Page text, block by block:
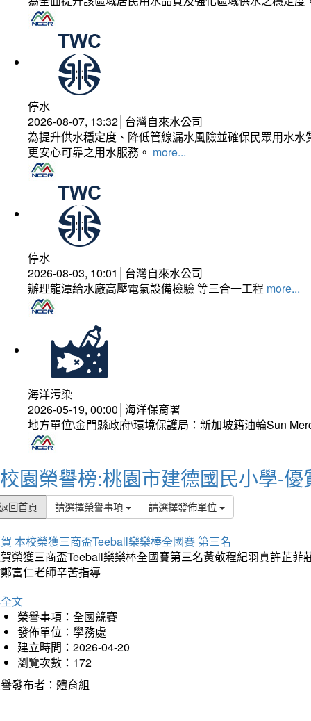
停水
2026-08-07, 13:32│台灣自來水公司
為提升供水穩定度、降低管線漏水風險並確保民眾用水
更安心可靠之用水服務。 more...
停水
2026-08-03, 10:01│台灣自來水公司
辦理龍潭給水廠高壓電氣設備檢驗 等三合一工程 more...
海洋污染
2026-05-19, 00:00│海洋保育署
地方單位\金門縣政府\環境保護局：新加坡籍油輪Sun
校園榮譽榜:桃園市建德國民小學-優
回首頁 請選擇榮譽事項 請選擇發佈單位
本校榮獲三商盃Teeball樂樂棒全國賽 第三名
榮獲三商盃Teeball樂樂棒全國賽第三名黃敬程紀羽真許芷
富仁老師辛苦指導
文
榮譽事項：全國競賽
發佈單位：學務處
建立時間：2026-04-20
瀏覽次數：172
發布者：體育組